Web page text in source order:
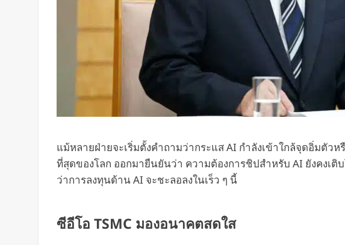
แม้หลายฝ่ายจะเริ่มตั้งคำถามว่ากระแส AI กำลังเข้าใกล้จุดอิ่มตัว
ที่สุดของโลก ออกมายืนยันว่า ความต้องการชิปสำหรับ AI ยังคงเ
ว่าการลงทุนด้าน AI จะชะลอลงในเร็ว ๆ นี้
ซีอีโอ TSMC มองอนาคตสดใส